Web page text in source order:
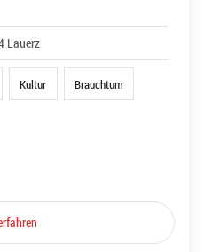
Lauerz
Kultur Brauchtum